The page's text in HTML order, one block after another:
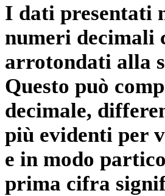
I dati presentati
numeri decimali
arrotondati alla
Questo può
decimale,
più evidenti per
e in modo
prima cifra